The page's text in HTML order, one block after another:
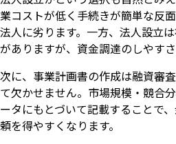
業コストが低く手続きが簡単な反
法人に劣ります。一方、法人設立
がありますが、資金調達のしやす
次に、事業計画書の作成は融資審
て欠かせません。市場規模・競合
ータにもとづいて記載することで
頼を得やすくなります。